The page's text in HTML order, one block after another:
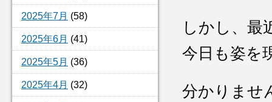
2025年7月 (58)
2025年6月 (41)
2025年5月 (36)
2025年4月 (32)
しかし、最
今日も姿を
分かりませ